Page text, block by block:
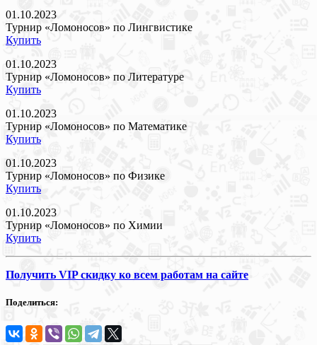
01.10.2023
Турнир «Ломоносов» по Лингвистике
Купить
01.10.2023
Турнир «Ломоносов» по Литературе
Купить
01.10.2023
Турнир «Ломоносов» по Математике
Купить
01.10.2023
Турнир «Ломоносов» по Физике
Купить
01.10.2023
Турнир «Ломоносов» по Химии
Купить
Получить VIP скидку ко всем работам на сайте
Поделиться: